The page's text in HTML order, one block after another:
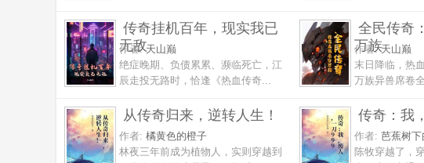
传奇挂机百年，现实我已
无敌
作者:天山巅
绝症晚期、负债累累、濒临死亡，江
辰走投无路时，恰逢《热血传奇...
全民传奇
万族
作者:天山巅
末日降临，热
万族异兽席卷
从传奇归来，逆转人生！
作者: 橘黄色的橙子
林夜三年前成为植物人，实则穿越到
传奇：我
作者: 芭蕉树下
陈牧穿越了，